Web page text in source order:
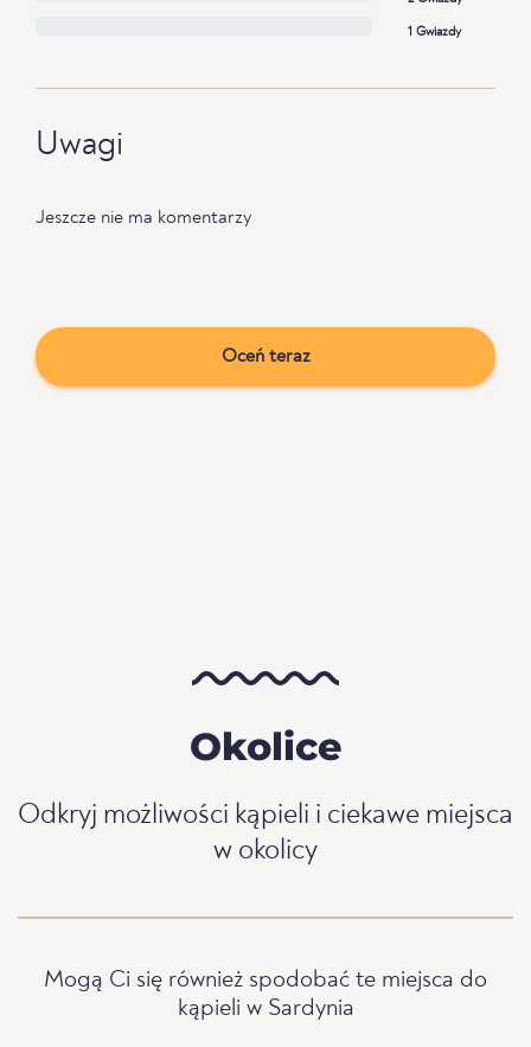
1 Gwiazdy
Uwagi
Jeszcze nie ma komentarzy
Oceń teraz
Okolice
Odkryj możliwości kąpieli i ciekawe miejsca
w okolicy
Mogą Ci się również spodobać te miejsca do
kąpieli w Sardynia